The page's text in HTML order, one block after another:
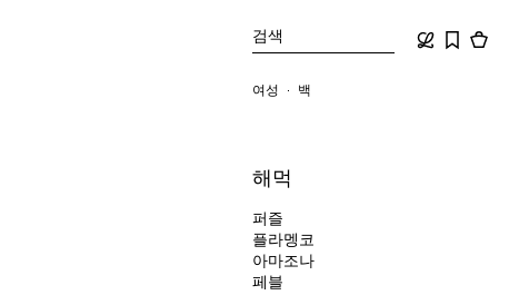
검색
여성 백
해먹
퍼즐
플라멩코
아마조나
페블